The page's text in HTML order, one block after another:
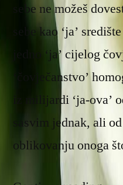
sebe ne možeš
sebe kao ‘ja’
jedno ‘ja’ cijelog
‘čovječanstvo’
iz milijardi ‘ja-
sasvim jednak, ali
oblikovanju onoga